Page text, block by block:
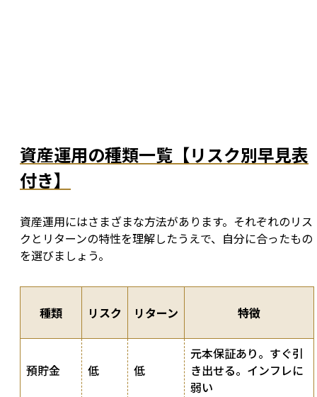
資産運用の種類一覧【リスク別早見表
付き】
資産運用にはさまざまな方法があります。それぞれのリス
クとリターンの特性を理解したうえで、自分に合ったもの
を選びましょう。
種類 リスク リターン 特徴
預貯金 低 低
元本保証あり。すぐ引
き出せる。インフレに
弱い